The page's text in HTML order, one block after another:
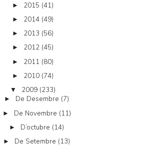
► 2015 (41)
► 2014 (49)
► 2013 (56)
► 2012 (45)
► 2011 (80)
► 2010 (74)
▼ 2009 (233)
► De Desembre (7)
► De Novembre (11)
► D’octubre (14)
► De Setembre (13)